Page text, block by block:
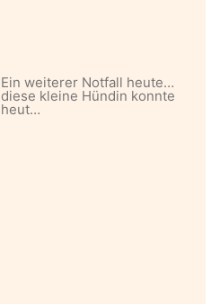
Ein weiterer Notfall heute…
diese kleine Hündin konnte
heut…